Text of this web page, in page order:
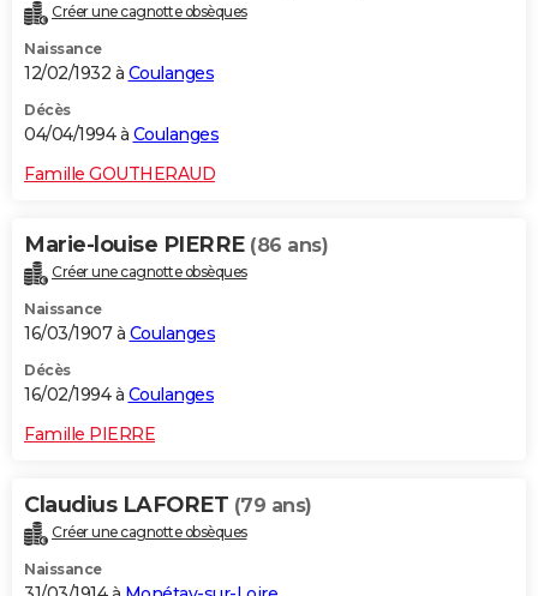
Créer une cagnotte obsèques
Naissance
12/02/1932 à Coulanges
Décès
04/04/1994 à Coulanges
Famille GOUTHERAUD
Marie-louise PIERRE (86 ans)
Créer une cagnotte obsèques
Naissance
16/03/1907 à Coulanges
Décès
16/02/1994 à Coulanges
Famille PIERRE
Claudius LAFORET (79 ans)
Créer une cagnotte obsèques
Naissance